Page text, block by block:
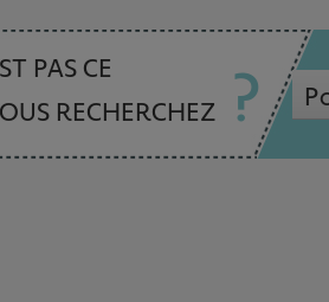
PAS CE
RECHERCHEZ